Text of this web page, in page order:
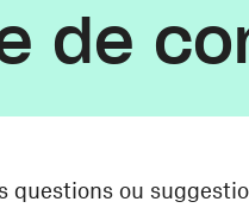
de
questions ou